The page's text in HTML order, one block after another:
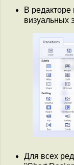
В
визуальных
Для всех